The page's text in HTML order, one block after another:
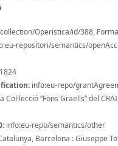
Operistica/id/388,
repositori/semantics/
1824
info:eu-repo/
Col·lecció “Fons Graells” del
info:eu-repo/semantics/other
Barcelona : Giuseppe